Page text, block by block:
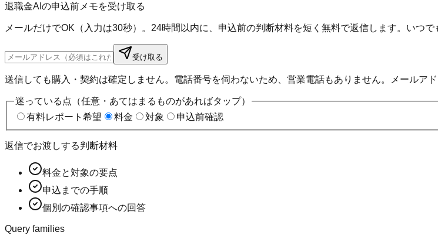
退職金AIの申込前メモを受け取る
メールだけでOK（入力は30秒）。24時間以内に、申込前の判断材料を短く無料で返信します。いつで
受け取る
送信しても購入・契約は確定しません。電話番号を伺わないため、営業電話もありません。メールア
迷っている点（任意・あてはまるものがあればタップ）
有料レポート希望
料金 対象 申込前確認
返信でお渡しする判断材料
料金と対象の要点
申込までの手順
個別の確認事項への回答
Query families